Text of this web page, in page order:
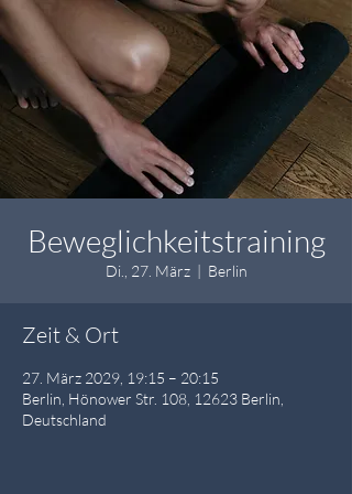
Beweglichkeitstraining
Di., 27. März
  |
Berlin
Zeit & Ort
27. März 2029, 19:15 – 20:15
Berlin, Hönower Str. 108, 12623 Berlin,
Deutschland